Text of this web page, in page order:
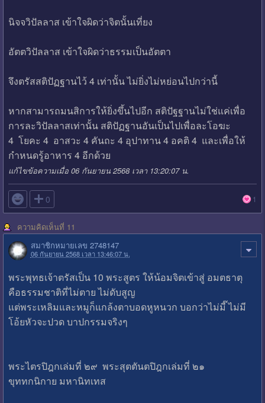
นิจจวิปัลลาส เข้าใจผิดว่าจิตนั้นเที่ยง
อัตตวิปัลลาส เข้าใจผิดว่าธรรมเป็นอัตตา
จึงตรัสสติปัฏฐานไว้ 4 เท่านั้น ไม่ยิ่งไม่หย่อนไปกว่านี้
หากสามารถมนสิการให้ยิ่งขึ้นไปอีก สติปัฐฐานไม่ใช่แค่เพื่อ
การละวิปัลลาสเท่านั้น สติปัฏฐานอันเป็นไปเพื่อละโอฆะ
4 โยคะ 4 อาสวะ 4 คันถะ 4 อุปาทาน 4 อคติ 4 และเพื่อให้
กำหนดรู้อาหาร 4 อีกด้วย
แก้ไขข้อความเมื่อ 06 กันยายน 2568 เวลา 13:20:07 น.
 0 1
ความคิดเห็นที่ 11
สมาชิกหมายเลข 2748147
06 กันยายน 2568 เวลา 13:46:07 น.
พระพุทธเจ้าตรัสเป็น 10 พระสูตร ให้น้อมจิตเข้าสู่ อมตธาตุ
คือธรรมชาติที่ไม่ตาย ไม่ดับสูญ
แต่พระเหลิมและหมูก็แกล้งตาบอดหูหนวก บอกว่าไม่มี๊ ไม่มี
โอ้ยหัวจะปวด บาปกรรมจริงๆ
พระไตรปิฎกเล่มที่ ๒๙ พระสุตตันตปิฎกเล่มที่ ๒๑
ขุททกนิกาย มหานิทเทส